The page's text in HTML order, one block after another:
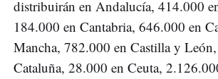
distribuirán en Andalucía, 414.000
184.000 en Cantabria, 646.000 en
Mancha, 782.000 en Castilla y
Cataluña, 28.000 en Ceuta,